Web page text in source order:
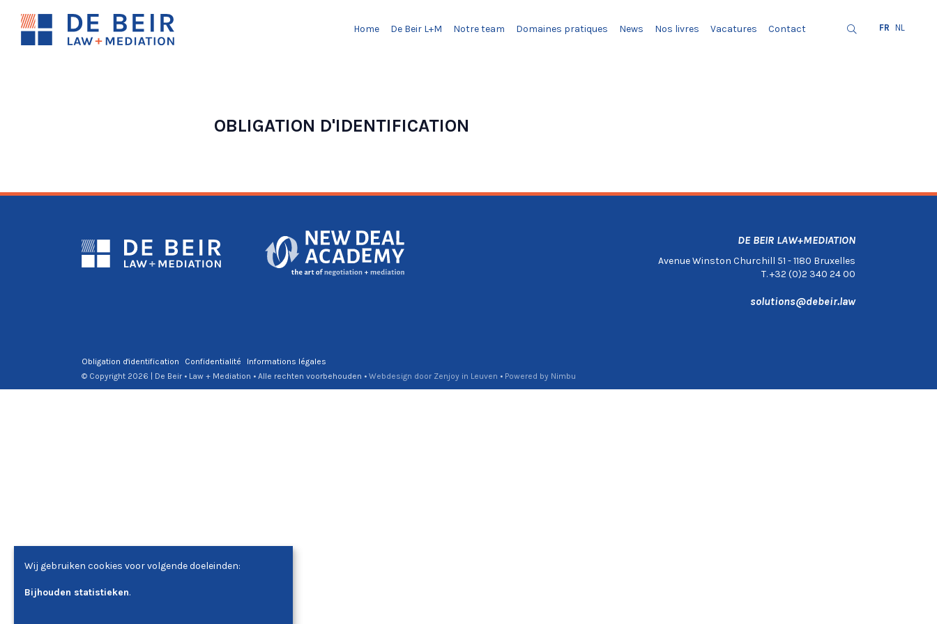
Home De Beir L+M Notre team Domaines pratiques News Nos livres Vacatures Contact FR NL
OBLIGATION D'IDENTIFICATION
DE BEIR LAW+MEDIATION
Avenue Winston Churchill 51 - 1180 Bruxelles
T. +32 (0)2 340 24 00
solutions@debeir.law
Obligation d'identification Confidentialité
Informations légales
© Copyright 2026 | De Beir • Law + Mediation • Alle rechten voorbehouden • Webdesign door Zenjoy in Leuven • Powered by Nimbu
Wij gebruiken cookies voor volgende doeleinden:
Bijhouden statistieken.